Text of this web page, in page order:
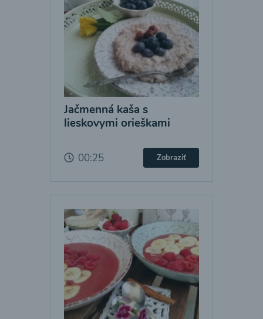
Jačmenná kaša s
lieskovymi orieškami
00:25 Zobraziť